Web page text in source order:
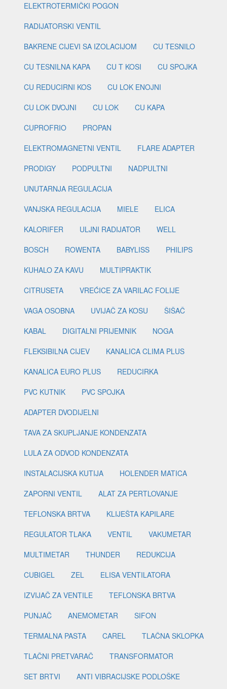
ELEKTROTERMIČKI POGON
RADIJATORSKI VENTIL
BAKRENE CIJEVI SA IZOLACIJOM
CU TESNILO
CU TESNILNA KAPA
CU T KOSI
CU SPOJKA
CU REDUCIRNI KOS
CU LOK ENOJNI
CU LOK DVOJNI
CU LOK
CU KAPA
CUPROFRIO
PROPAN
ELEKTROMAGNETNI VENTIL
FLARE ADAPTER
PRODIGY
PODPULTNI
NADPULTNI
UNUTARNJA REGULACIJA
VANJSKA REGULACIJA
MIELE
ELICA
KALORIFER
ULJNI RADIJATOR
WELL
BOSCH
ROWENTA BABYLISS
PHILIPS
KUHALO ZA KAVU
MULTIPRAKTIK
CITRUSETA
VREĆICE ZA VARILAC FOLIJE
VAGA OSOBNA
UVIJAČ ZA KOSU
ŠIŠAČ
KABAL
DIGITALNI PRIJEMNIK
NOGA
FLEKSIBILNA CIJEV
KANALICA CLIMA PLUS
KANALICA EURO PLUS
REDUCIRKA
PVC KUTNIK
PVC SPOJKA
ADAPTER DVODIJELNI
TAVA ZA SKUPLJANJE KONDENZATA
LULA ZA ODVOD KONDENZATA
INSTALACIJSKA KUTIJA
HOLENDER MATICA
ZAPORNI VENTIL
ALAT ZA PERTLOVANJE
TEFLONSKA BRTVA
KLIJEŠTA KAPILARE
REGULATOR TLAKA
VENTIL
VAKUMETAR
MULTIMETAR
THUNDER
REDUKCIJA
CUBIGEL
ZEL
ELISA VENTILATORA
IZVIJAČ ZA VENTILE
TEFLONSKA BRTVA
PUNJAČ
ANEMOMETAR
SIFON
TERMALNA PASTA
CAREL
TLAČNA SKLOPKA
TLAČNI PRETVARAČ
TRANSFORMATOR
SET BRTVI
ANTI VIBRACIJSKE PODLOŠKE